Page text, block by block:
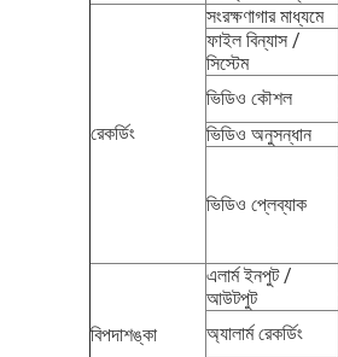
রেকর্ডিং
সংরক্ষণাগার মাধ্যমে
ফাইল বিন্যাস /
সিস্টেম
ভিডিও কৌশল
ভিডিও অনুসন্ধান
ভিডিও প্লেব্যাক
বিপদাশঙ্কা
এলার্ম ইনপুট /
আউটপুট
অ্যালার্ম রেকর্ডিং